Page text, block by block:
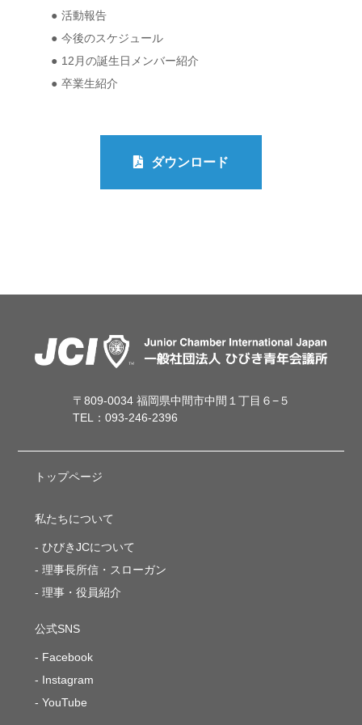
活動報告
今後のスケジュール
12月の誕生日メンバー紹介
卒業生紹介
ダウンロード
〒809-0034 福岡県中間市中間１丁目６−５
TEL：093-246-2396
トップページ
私たちについて
ひびきJCについて
理事長所信・スローガン
理事・役員紹介
公式SNS
Facebook
Instagram
YouTube